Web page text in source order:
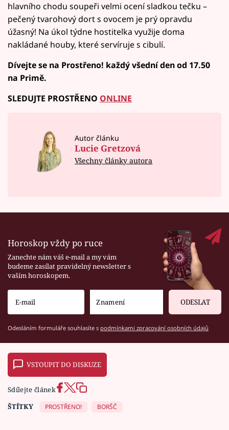
hlavního chodu soupeři velmi ocení sladkou tečku –
pečený tvarohový dort s ovocem je prý opravdu
úžasný! Na úkol týdne hostitelka využije doma
nakládané houby, které servíruje s cibulí.
Dívejte se na Prostřeno! každý všední den od 17.50
na Primě.
SLEDUJTE PROSTŘENO ONLINE
Autor článku
Lucie Gretzová
Všechny články autora
Horoskop vždy po ruce
Zanechte nám váš e-mail a my vám
budeme zasílat pravidelný newsletter s
vaším horoskopem.
ODESLAT
Odesláním formuláře souhlasíte s podmínkami zpracování osobních údajů
VSTOUPIT DO DISKUZE
Sdílejte článek
ŠTÍTKY
PROSTŘENO! BORŠČ